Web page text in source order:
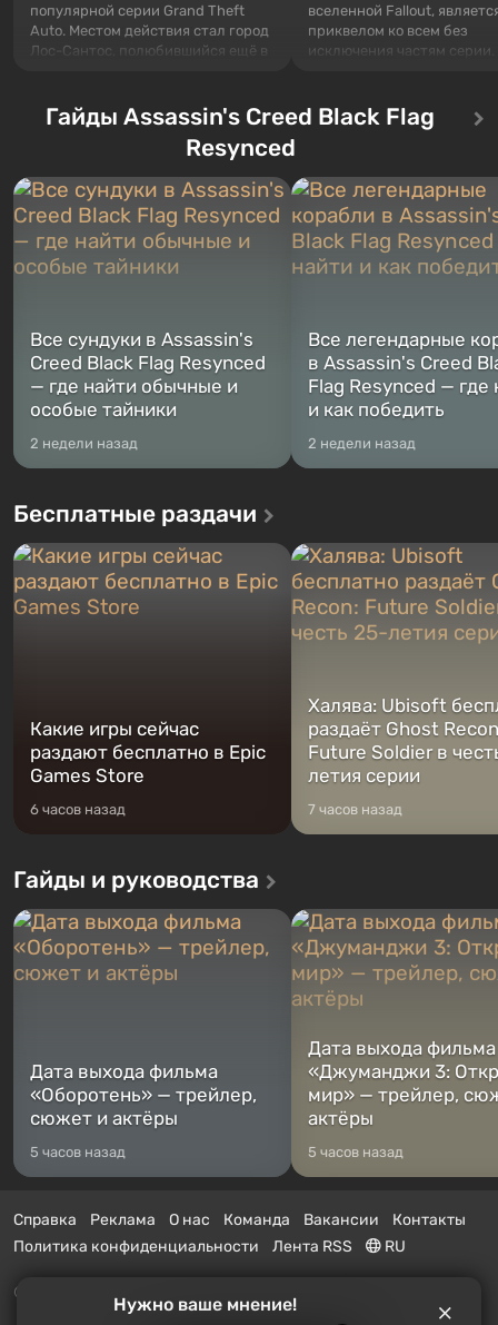
популярной серии Grand Theft
Auto. Местом действия стал город
Лос-Сантос, полюбившийся ещё в
сразу трех персонажей: Майкла,
Тревора и Франклина, между
Жанр и...
вселенной Fallout,
приквелом ко всем без
исключения частям серии.
Оно же, по задумке
Vault-Tec, должно
Место действия Fallout...
Гайды Assassin's Creed Black Flag
Resynced
Все сундуки в Assassin's
Creed Black Flag Resynced
— где найти обычные и
особые тайники
2 недели назад
Все легендарные
в Assassin's Creed
Flag Resynced — где
и как победить
2 недели назад
Бесплатные раздачи
Какие игры сейчас
раздают бесплатно в Epic
Games Store
6 часов назад
Халява: Ubisoft
раздаёт Ghost
Future Soldier в
летия серии
7 часов назад
Гайды и руководства
Дата выхода фильма
«Оборотень» — трейлер,
сюжет и актёры
5 часов назад
Дата выхода фильма
«Джуманджи 3:
мир» — трейлер,
актёры
5 часов назад
Справка Реклама О нас Команда Вакансии
Контакты
Политика конфиденциальности
Лента RSS RU
© 2011 - 2026 VGTimes
Нужно ваше мнение!